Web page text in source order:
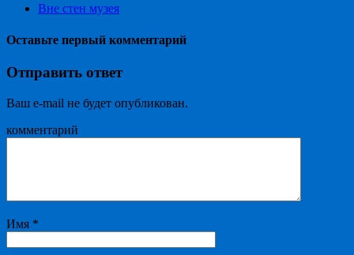
Вне стен музея
Оставьте первый комментарий
Отправить ответ
Ваш e-mail не будет опубликован.
комментарий
Имя *